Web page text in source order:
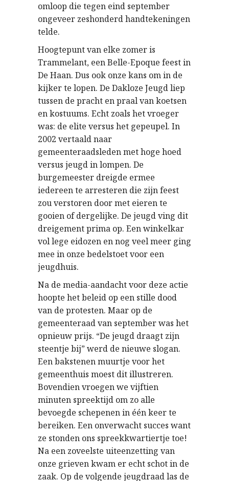
omloop die tegen eind september
ongeveer zeshonderd handtekeningen
telde.
Hoogtepunt van elke zomer is
Trammelant, een Belle-Epoque feest in
De Haan. Dus ook onze kans om in de
kijker te lopen. De Dakloze Jeugd liep
tussen de pracht en praal van koetsen
en kostuums. Echt zoals het vroeger
was: de elite versus het gepeupel. In
2002 vertaald naar
gemeenteraadsleden met hoge hoed
versus jeugd in lompen. De
burgemeester dreigde ermee
iedereen te arresteren die zijn feest
zou verstoren door met eieren te
gooien of dergelijke. De jeugd ving dit
dreigement prima op. Een winkelkar
vol lege eidozen en nog veel meer ging
mee in onze bedelstoet voor een
jeugdhuis.
Na de media-aandacht voor deze actie
hoopte het beleid op een stille dood
van de protesten. Maar op de
gemeenteraad van september was het
opnieuw prijs. “De jeugd draagt zijn
steentje bij” werd de nieuwe slogan.
Een bakstenen muurtje voor het
gemeenthuis moest dit illustreren.
Bovendien vroegen we vijftien
minuten spreektijd om zo alle
bevoegde schepenen in één keer te
bereiken. Een onverwacht succes want
ze stonden ons spreekkwartiertje toe!
Na een zoveelste uiteenzetting van
onze grieven kwam er echt schot in de
zaak. Op de volgende jeugdraad las de